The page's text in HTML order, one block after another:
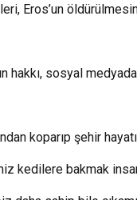
Eros’un
hakkı, sosyal
koparıp şehir
kedilere bakmak